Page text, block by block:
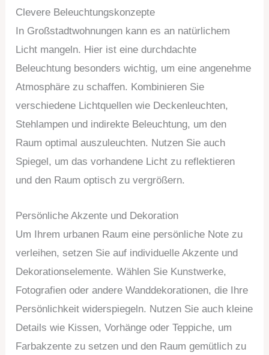
Clevere Beleuchtungskonzepte
In Großstadtwohnungen kann es an natürlichem
Licht mangeln. Hier ist eine durchdachte
Beleuchtung besonders wichtig, um eine angenehme
Atmosphäre zu schaffen. Kombinieren Sie
verschiedene Lichtquellen wie Deckenleuchten,
Stehlampen und indirekte Beleuchtung, um den
Raum optimal auszuleuchten. Nutzen Sie auch
Spiegel, um das vorhandene Licht zu reflektieren
und den Raum optisch zu vergrößern.
Persönliche Akzente und Dekoration
Um Ihrem urbanen Raum eine persönliche Note zu
verleihen, setzen Sie auf individuelle Akzente und
Dekorationselemente. Wählen Sie Kunstwerke,
Fotografien oder andere Wanddekorationen, die Ihre
Persönlichkeit widerspiegeln. Nutzen Sie auch kleine
Details wie Kissen, Vorhänge oder Teppiche, um
Farbakzente zu setzen und den Raum gemütlich zu